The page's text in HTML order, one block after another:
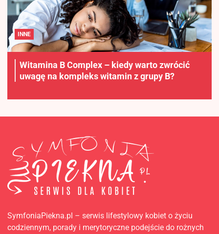
INNE
Witamina B Complex – kiedy warto zwrócić
uwagę na kompleks witamin z grupy B?
SymfoniaPiekna.pl – serwis lifestylowy kobiet o życiu
codziennym, porady i merytoryczne podejście do rożnych